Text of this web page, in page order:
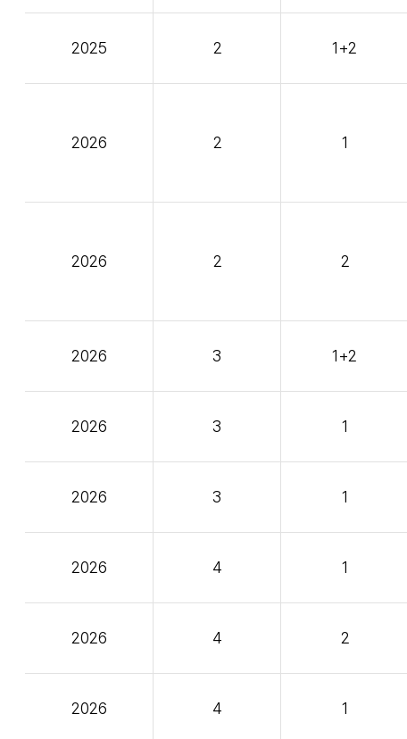
2025 2 1+2
2026 2 1
2026 2 2
2026 3 1+2
2026 3 1
2026 3 1
2026 4 1
2026 4 2
2026 4 1